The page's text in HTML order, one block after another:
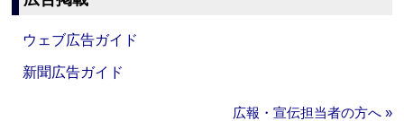
ウェブ広告ガイド
新聞広告ガイド
広報・宣伝担当者の方へ »